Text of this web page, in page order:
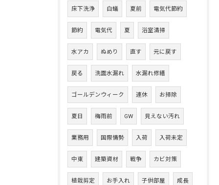
床下洗浄 白蟻 夏前 電気代節約
節約 電気代 夏 浴室清掃
水アカ ぬめり 直す 元に戻す
戻る 洗面水漏れ 水漏れ修繕
ゴールデンウィーク 連休 お掃除
夏日 梅雨前 GW 見えない汚れ
業務用 国際情勢 入荷 入荷未定
中東 建築資材 戦争 カビ対策
植栽剪定 お手入れ 子供部屋 成長